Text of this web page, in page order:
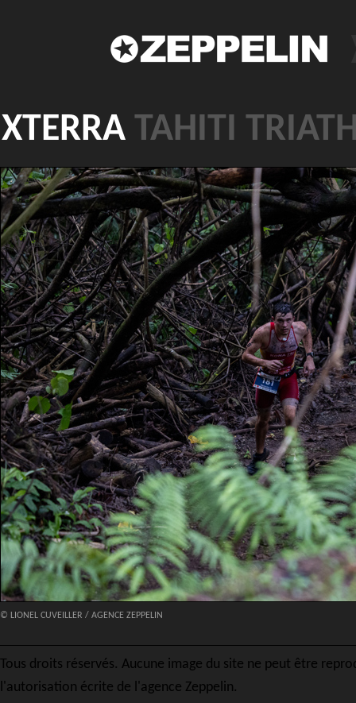
XTERRA TAHITI
© LIONEL CUVEILLER / AGENCE ZEPPELIN
Tous droits réservés. Aucune image du site ne peut être
l'autorisation écrite de l'agence Zeppelin.